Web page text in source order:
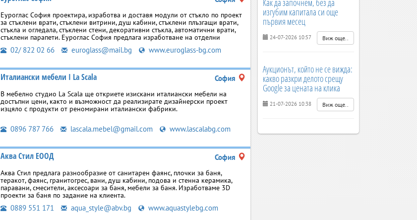
Еуроглас София проектира, изработва и доставя модули от стъкло по проект
за стъклени врати, стъклени витрини, душ кабини, стъклени плъзгащи врати,
стъкла и огледала, стъклени стени, декоративни стъкла, автоматични врати,
стъклени парапети. Еуроглас София предлага изработване на отделни
02/ 822 02 66 euroglass@mail.bg www.euroglass-bg.com
Италиански мебели I La Scala София
В мебелно студио La Scala ще откриете изискани италиански мебели на
достъпни цени, както и възможност да реализирате дизайнерски проект
изцяло с продукти от реномирани италиански фабрики.
0896 787 766 lascala.mebel@gmail.com www.lascalabg.com
Аква Стил ЕООД София
Аква Стил предлага разнообразие от санитарен фаянс, плочки за баня,
теракот, фаянс, гранитогрес, вани, душ кабини, подова и стенна керамика,
паравани, смесители, аксесоари за баня, мебели за баня. Изработваме 3D
проекти за баня по задание на клиента.
0889 551 171 aqua_style@abv.bg www.aquastylebg.com
Как да започнем, без да
изгубим капитала си още
първия месец
24-07-2026 10:57 Виж още..
Аукционът, който не се вижда:
какво разкри делото срещу
Google за цената на клика
21-07-2026 10:38 Виж още..